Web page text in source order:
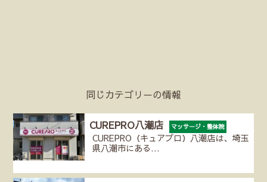
同じカテゴリーの情報
CUREPRO八潮店 マッサージ・整体院
CUREPRO（キュアプロ）八潮店は、埼玉
県八潮市にある…